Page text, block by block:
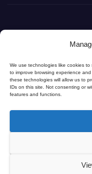
We use technologies like cookies
to improve browsing experience
these technologies will allow us to
IDs on this site. Not consenting or
features and functions.
Svet
–